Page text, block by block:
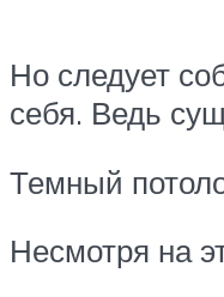
Но следует
себя. Ведь
Темный
Несмотря на